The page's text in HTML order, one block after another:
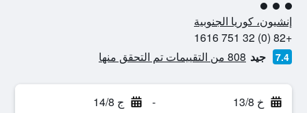
تقييم فئة 3
إنشيون، كوريا الجنوبية
+82 (0) 32 751 1616
7.4 جيد 808 من التقييمات تم التحقق منها
خ 13/8 - ج 14/8